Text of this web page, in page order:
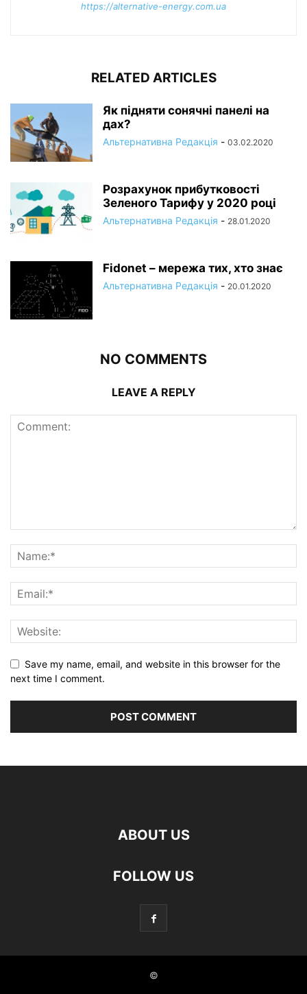
https://alternative-energy.com.ua
RELATED ARTICLES
Як підняти сонячні панелі на
дах?
Альтернативна Редакція - 03.02.2020
Розрахунок прибутковості
Зеленого Тарифу у 2020 році
Альтернативна Редакція - 28.01.2020
Fidonet – мережа тих, хто знає
Альтернативна Редакція - 20.01.2020
NO COMMENTS
LEAVE A REPLY
Save my name, email, and website in this browser for the
next time I comment.
ABOUT US
FOLLOW US
©